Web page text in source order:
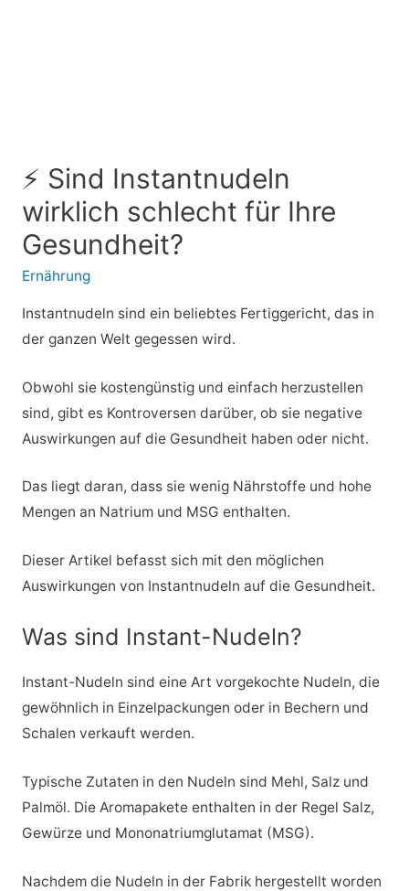
⚡ Sind Instantnudeln
wirklich schlecht für Ihre
Gesundheit?
Ernährung
Instantnudeln sind ein beliebtes Fertiggericht, das in
der ganzen Welt gegessen wird.
Obwohl sie kostengünstig und einfach herzustellen
sind, gibt es Kontroversen darüber, ob sie negative
Auswirkungen auf die Gesundheit haben oder nicht.
Das liegt daran, dass sie wenig Nährstoffe und hohe
Mengen an Natrium und MSG enthalten.
Dieser Artikel befasst sich mit den möglichen
Auswirkungen von Instantnudeln auf die Gesundheit.
Was sind Instant-Nudeln?
Instant-Nudeln sind eine Art vorgekochte Nudeln, die
gewöhnlich in Einzelpackungen oder in Bechern und
Schalen verkauft werden.
Typische Zutaten in den Nudeln sind Mehl, Salz und
Palmöl. Die Aromapakete enthalten in der Regel Salz,
Gewürze und Mononatriumglutamat (MSG).
Nachdem die Nudeln in der Fabrik hergestellt worden